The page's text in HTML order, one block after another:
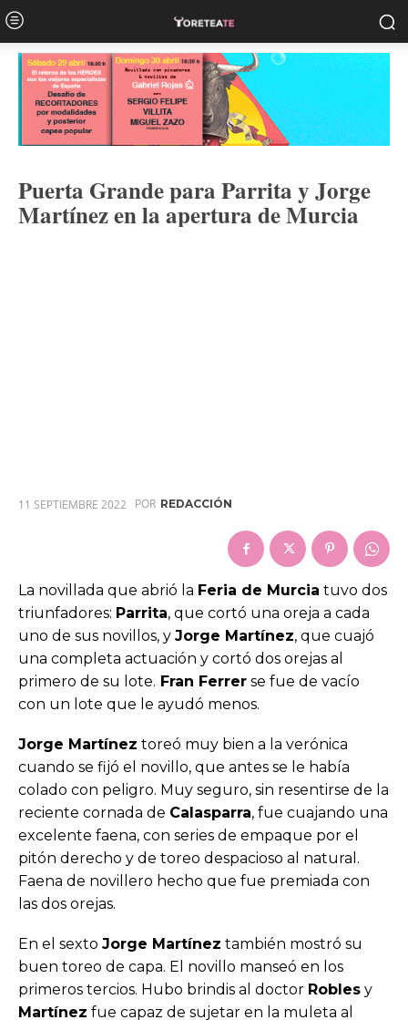
Puerta Grande para Parrita y Jorge
Martínez en la apertura de Murcia
11 SEPTIEMBRE 2022 POR REDACCIÓN
La novillada que abrió la Feria de Murcia tuvo dos
triunfadores: Parrita, que cortó una oreja a cada
uno de sus novillos, y Jorge Martínez, que cuajó
una completa actuación y cortó dos orejas al
primero de su lote. Fran Ferrer se fue de vacío
con un lote que le ayudó menos.
Jorge Martínez toreó muy bien a la verónica
cuando se fijó el novillo, que antes se le había
colado con peligro. Muy seguro, sin resentirse de la
reciente cornada de Calasparra, fue cuajando una
excelente faena, con series de empaque por el
pitón derecho y de toreo despacioso al natural.
Faena de novillero hecho que fue premiada con
las dos orejas.
En el sexto Jorge Martínez también mostró su
buen toreo de capa. El novillo manseó en los
primeros tercios. Hubo brindis al doctor Robles y
Martínez fue capaz de sujetar en la muleta al